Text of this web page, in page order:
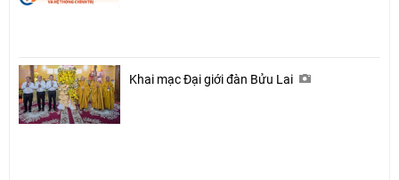
Khai mạc Đại giới đàn Bửu Lai